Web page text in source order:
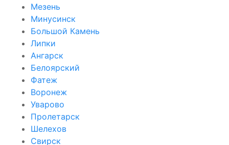
Мезень
Минусинск
Большой Камень
Липки
Ангарск
Белоярский
Фатеж
Воронеж
Уварово
Пролетарск
Шелехов
Свирск